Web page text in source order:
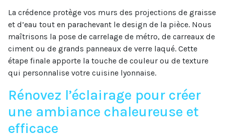
La crédence protège vos murs des projections de graisse
et d’eau tout en parachevant le design de la pièce. Nous
maîtrisons la pose de carrelage de métro, de carreaux de
ciment ou de grands panneaux de verre laqué. Cette
étape finale apporte la touche de couleur ou de texture
qui personnalise votre cuisine lyonnaise.
Rénovez l’éclairage pour créer
une ambiance chaleureuse et
efficace